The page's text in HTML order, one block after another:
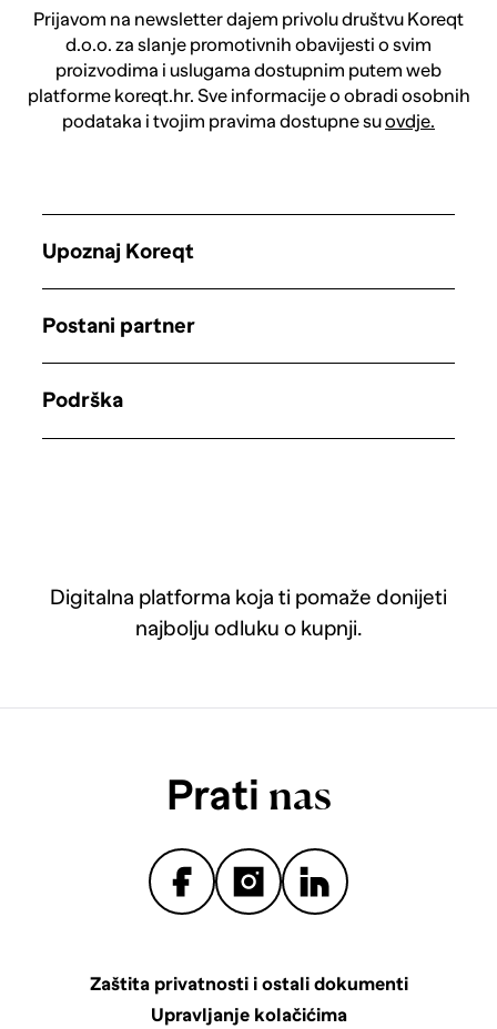
Prijavom na newsletter dajem privolu društvu Koreqt
d.o.o. za slanje promotivnih obavijesti o svim
proizvodima i uslugama dostupnim putem web
platforme koreqt.hr. Sve informacije o obradi osobnih
podataka i tvojim pravima dostupne suovdje.
Digitalna platforma koja ti pomaže donijeti
najbolju odluku o kupnji.
Upoznaj Koreqt
Postani partner
Podrška
Prati nas
Zaštita privatnosti i ostali dokumenti
Upravljanje kolačićima